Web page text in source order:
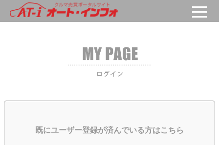
既にユーザー登録が済んでいる方はこちら